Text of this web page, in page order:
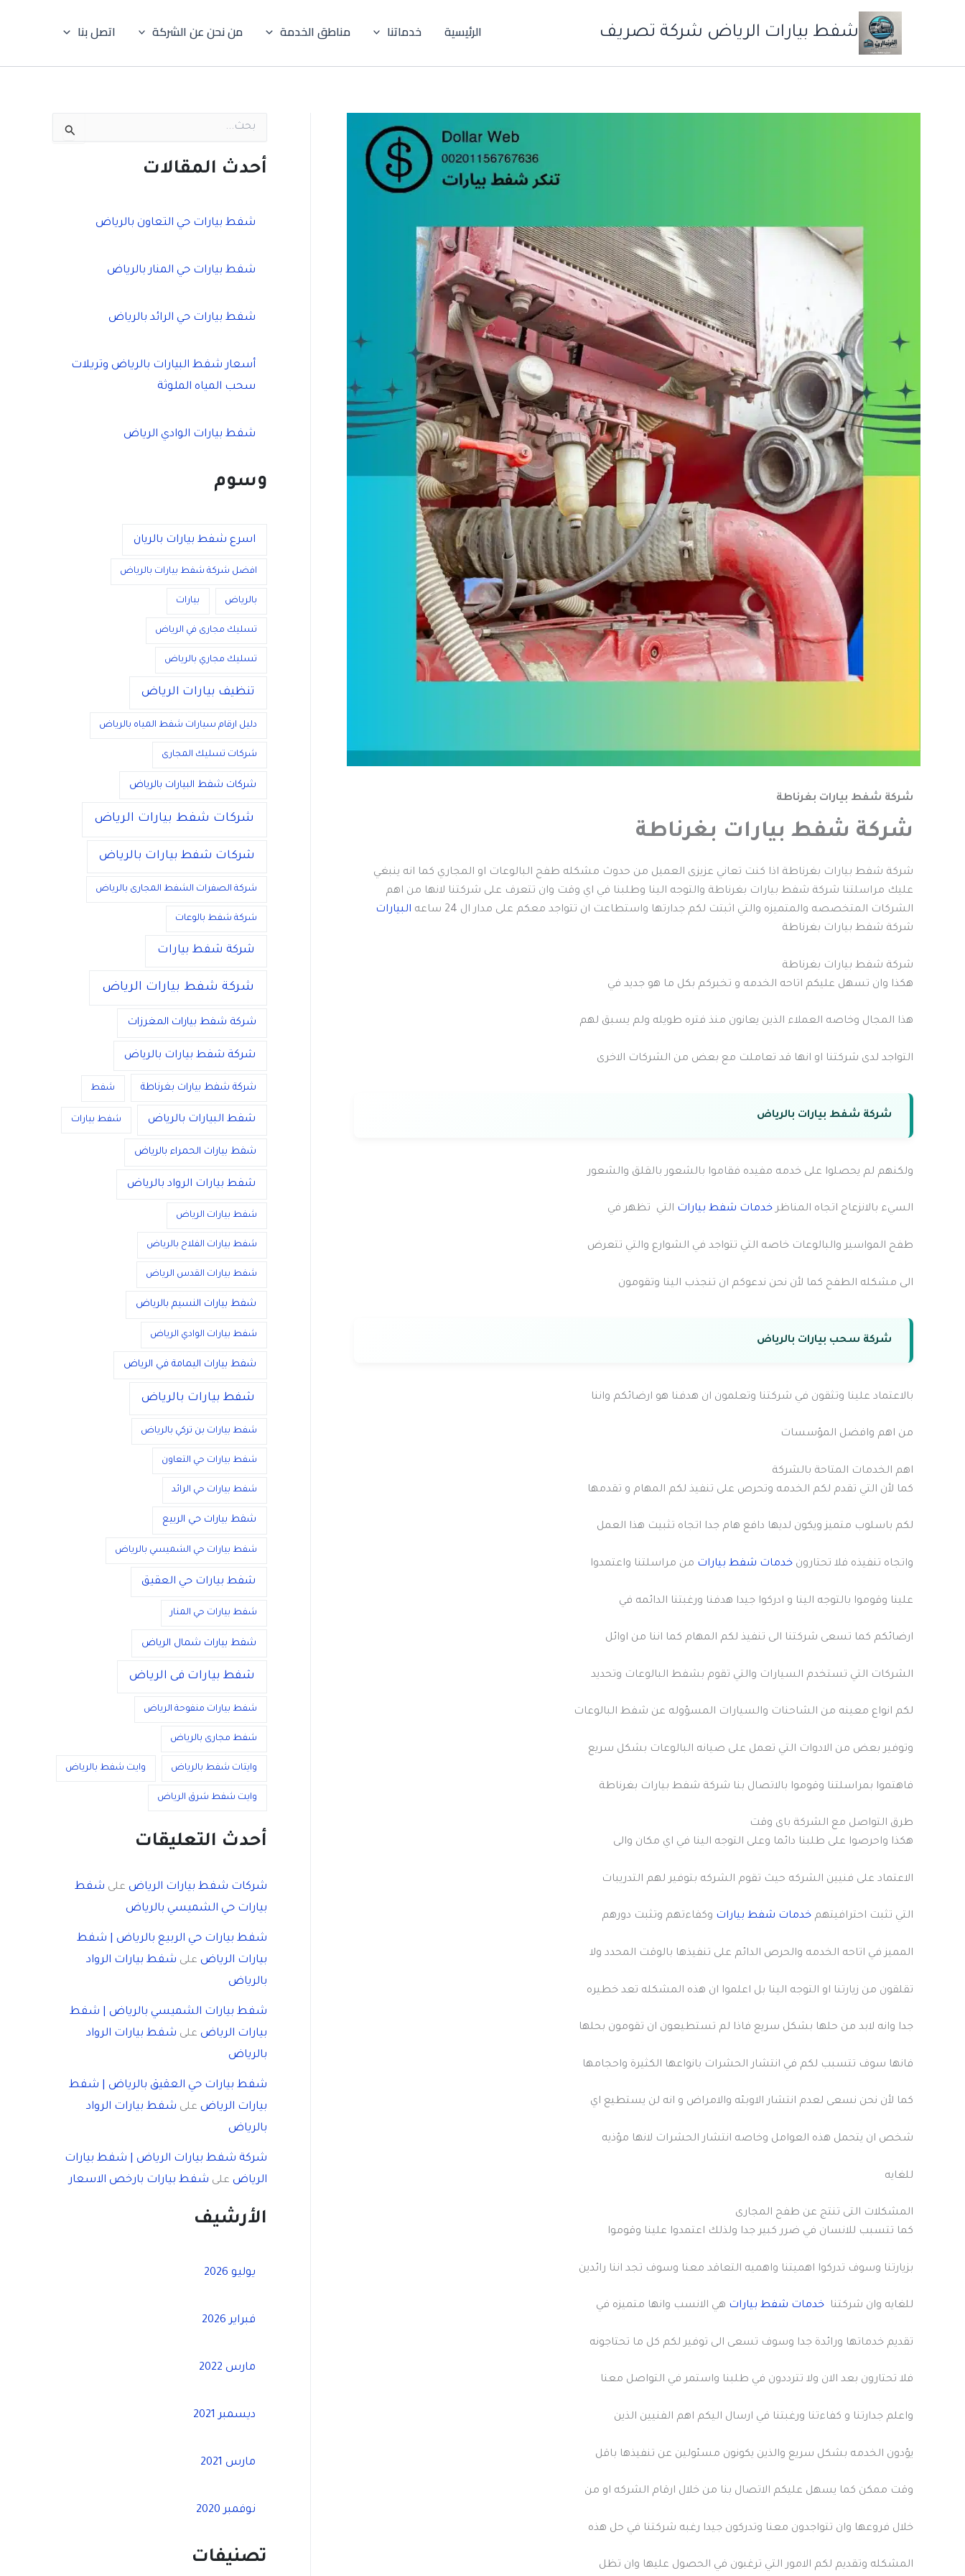
شفط بيارات الرياض شركة تصريف الرئيسية خدماتنا مناطق الخدمة من نحن عن الشركة اتصل بنا
شركة شفط بيارات بغرناطة
شركة شفط بيارات بغرناطة
شركة شفط بيارات بغرناطة اذا كنت تعاني عزيزى العميل من حدوث مشكله طفح البالوعات او المجاري كما انه ينبغي
عليك مراسلتنا شركة شفط بيارات بغرناطة والتوجه الينا وطلبنا في اي وقت وان تتعرف على شركتنا لانها من اهم
الشركات المتخصصه والمتميزه والتي اثبتت لكم جدارتها واستطاعت ان تتواجد معكم على مدار ال 24 ساعه
البيارات
شركة شفط بيارات بغرناطة
شركة شفط بيارات بغرناطة
هكذا وان تسهل عليكم اتاحه الخدمه و تخبركم بكل ما هو جديد في
هذا المجال وخاصه العملاء الذين يعانون منذ فتره طويله ولم يسبق لهم
التواجد لدى شركتنا او انها قد تعاملت مع بعض من الشركات الاخرى
شركة شفط بيارات بالرياض
ولكنهم لم يحصلوا على خدمه مفيده فقاموا بالشعور بالقلق والشعور
السيء بالانزعاج اتجاه المناظرخدمات شفط بيارات التي تظهر في
طفح المواسير والبالوعات خاصه التي تتواجد في الشوارع والتي تتعرض
الى مشكله الطفح كما لأن نحن ندعوكم ان تنجذب الينا وتقومون
شركة سحب بيارات بالرياض
بالاعتماد علينا وتثقون في شركتنا وتعلمون ان هدفنا هو ارضائكم واننا
من اهم وافضل المؤسسات
اهم الخدمات المتاحة بالشركة
كما لأن التي تقدم لكم الخدمه وتحرص على تنفيذ لكم المهام و تقدمها
لكم باسلوب متميز ويكون لديها دافع هام جدا اتجاه تثبيت هذا العمل
واتجاه تنفيذه فلا تحتارون خدمات شفط بيارات من مراسلتنا واعتمدوا
علينا وقوموا بالتوجه الينا و ادركوا جيدا هدفنا ورغبتنا الدائمه في
ارضائكم كما تسعى شركتنا الى تنفيذ لكم المهام كما اننا من اوائل
الشركات التي تستخدم السيارات والتي تقوم بشفط البالوعات وتحديد
لكم انواع معينه من الشاحنات والسيارات المسؤوله عن شفط البالوعات
وتوفير بعض من الادوات التي تعمل على صيانه البالوعات بشكل سريع
فاهتموا بمراسلتنا وقوموا بالاتصال بنا شركة شفط بيارات بغرناطة
طرق التواصل مع الشركة باى وقت
هكذا واحرصوا على طلبنا دائما وعلى التوجه الينا في اي مكان والى
الاعتماد على فنيين الشركه حيث تقوم الشركه بتوفير لهم التدريبات
التي تثبت احترافيتهم خدمات شفط بيارات وكفاءتهم وتثبت دورهم
المميز في اتاحه الخدمه والحرص الدائم على تنفيذها بالوقت المحدد ولا
تقلقون من زيارتنا او التوجه الينا بل اعلموا ان هذه المشكله تعد خطيره
جدا وانه لابد من حلها بشكل سريع فاذا لم تستطيعون ان تقومون بحلها
فانها سوف تتسبب لكم في انتشار الحشرات بانواعها الكثيرة واحجامها
كما لأن نحن نسعى لعدم انتشار الاوبئه والامراض و انه لن يستطيع اي
شخص ان يتحمل هذه العوامل وخاصه انتشار الحشرات لانها مؤذيه
للغايه
المشكلات التى تنتج عن طفح المجارى
كما تتسبب للانسان في ضرر كبير جدا ولذلك اعتمدوا علينا وقوموا
بزيارتنا وسوف تدركوا اهميتنا واهميه التعاقد معنا وسوف تجد اننا رائدين
للغايه وان شركتنا خدمات شفط بيارات هي الانسب وانها متميزه في
تقديم خدماتها ورائدة جدا وسوف تسعى الى توفير لكم كل ما تحتاجونه
فلا تحتارون بعد الان ولا تترددون في طلبنا واستمر في التواصل معنا
واعلم جدارتنا و كفاءتنا ورغبتنا في ارسال اليكم اهم الفنيين الذين
يؤدون الخدمه بشكل سريع والذين يكونون مسئولين عن تنفيذها باقل
وقت ممكن كما يسهل عليكم الاتصال بنا من خلال ارقام الشركه او من
خلال فروعها وان تتواجدون معنا وتدركون جيدا رغبه شركتنا في حل هذه
المشكله وتقديم لكم الامور التي ترغبون في الحصول عليها وان تظل
حأحدث المقالات
شفط بيارات حي التعاون بالرياض
شفط بيارات حي المنار بالرياض
شفط بيارات حي الرائد بالرياض
أسعار شفط البيارات بالرياض وتريلات
سحب المياه الملوثة
شفط بيارات الوادي الرياض
وسوم
اسرع شفط بيارات بالريان
افضل شركة شفط بيارات بالرياض
بالرياض بيارات
تسليك مجارى في الرياض
تسليك مجاري بالرياض
تنظيف بيارات الرياض
دليل ارقام سيارات شفط المياه بالرياض
شركات تسليك المجارى
شركات شفط البيارات بالرياض
شركات شفط بيارات الرياض
شركات شفط بيارات بالرياض
شركة الصفرات الشفط المجارى بالرياض
شركة شفط بالوعات
شركة شفط بيارات
شركة شفط بيارات الرياض
شركة شفط بيارات المغرزات
شركة شفط بيارات بالرياض
شركة شفط بيارات بغرناطة شفط
شفط البيارات بالرياض شفط بيارات
شفط بيارات الحمراء بالرياض
شفط بيارات الرواد بالرياض
شفط بيارات الرياض
شفط بيارات الفلاح بالرياض
شفط بيارات القدس الرياض
شفط بيارات النسيم بالرياض
شفط بيارات الوادي الرياض
شفط بيارات اليمامة في الرياض
شفط بيارات بالرياض
شفط بيارات بن تركي بالرياض
شفط بيارات حي التعاون
شفط بيارات حي الرائد
شفط بيارات حي الربيع
شفط بيارات حي الشميسي بالرياض
شفط بيارات حي العقيق
شفط بيارات حي المنار
شفط بيارات شمال الرياض
شفط بيارات فى الرياض
شفط بيارات منفوحة الرياض
شفط مجارى بالرياض
وايتات شفط بالرياض وايت شفط بالرياض
وايت شفط شرق الرياض
أحدث التعليقات
شركات شفط بيارات الرياض على شفط
بيارات حي الشميسي بالرياض
شفط بيارات حي الربيع بالرياض | شفط
بيارات الرياض على شفط بيارات الرواد
بالرياض
شفط بيارات الشميسي بالرياض | شفط
بيارات الرياض على شفط بيارات الرواد
بالرياض
شفط بيارات حي العقيق بالرياض | شفط
بيارات الرياض على شفط بيارات الرواد
بالرياض
شركة شفط بيارات الرياض | شفط بيارات
الرياض على شفط بيارات بارخص الاسعار
الأرشيف
يوليو 2026
فبراير 2026
مارس 2022
ديسمبر 2021
مارس 2021
نوفمبر 2020
تصنيفات